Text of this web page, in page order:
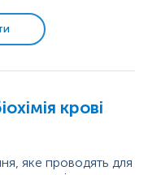
лікаря
крові
яке проводять для